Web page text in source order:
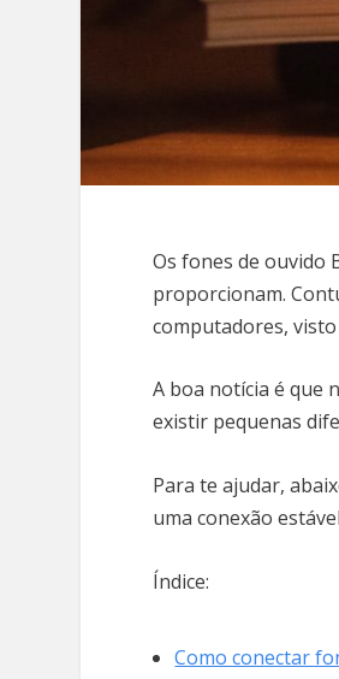
Os fones de ouvido
proporcionam.
computadores,
A boa notícia é que
existir pequenas
Para te ajudar,
uma conexão
Índice:
Como conectar